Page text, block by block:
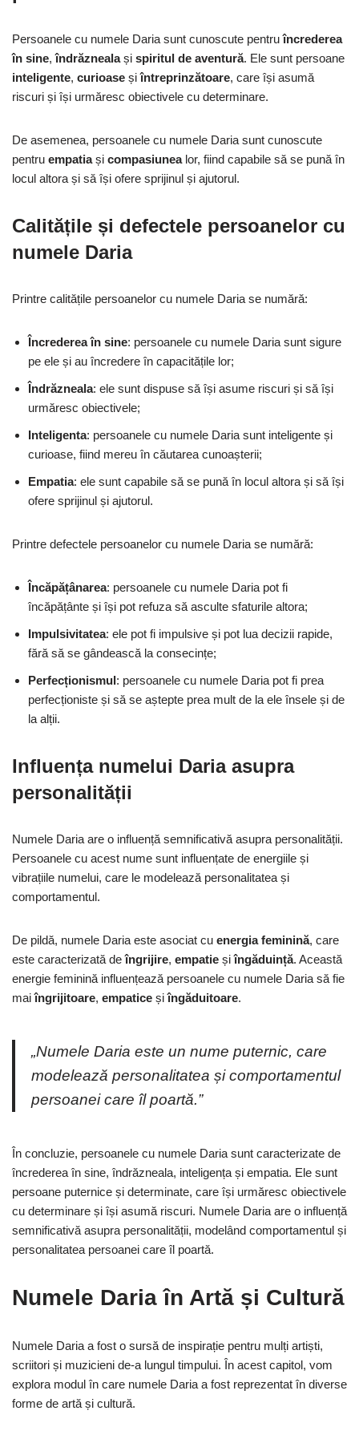
Persoanele cu numele Daria sunt cunoscute pentruîncrederea
în sine,îndrăznealași spiritul de aventură. Ele sunt persoane
inteligente, curioase șiîntreprinzătoare, care își asumă
riscuri și își urmăresc obiectivele cu determinare.
De asemenea, persoanele cu numele Daria sunt cunoscute
pentru empatiași compasiunealor, fiind capabile să se pună în
locul altora și să își ofere sprijinul și ajutorul.
Calitățile și defectele persoanelor cu
numele Daria
Printre calitățile persoanelor cu numele Daria se numără:
Încrederea în sine: persoanele cu numele Daria sunt sigure
pe ele și au încredere în capacitățile lor;
Îndrăzneala: ele sunt dispuse să își asume riscuri și să își
urmăresc obiectivele;
Inteligenta: persoanele cu numele Daria sunt inteligente și
curioase, fiind mereu în căutarea cunoașterii;
Empatia: ele sunt capabile să se pună în locul altora și să își
ofere sprijinul și ajutorul.
Printre defectele persoanelor cu numele Daria se numără:
Încăpățânarea: persoanele cu numele Daria pot fi
încăpățânte și își pot refuza să asculte sfaturile altora;
Impulsivitatea: ele pot fi impulsive și pot lua decizii rapide,
fără să se gândească la consecințe;
Perfecționismul: persoanele cu numele Daria pot fi prea
perfecționiste și să se aștepte prea mult de la ele însele și de
la alții.
Influența numelui Daria asupra
personalității
Numele Daria are o influență semnificativă asupra personalității.
Persoanele cu acest nume sunt influențate de energiile și
vibrațiile numelui, care le modelează personalitatea și
comportamentul.
De pildă, numele Daria este asociat cu energia feminină, care
este caracterizată deîngrijire, empatie șiîngăduință. Această
energie feminină influențează persoanele cu numele Daria să fie
maiîngrijitoare, empatice șiîngăduitoare.
„Numele Daria este un nume puternic, care
modelează personalitatea și comportamentul
persoanei care îl poartă.”
În concluzie, persoanele cu numele Daria sunt caracterizate de
încrederea în sine, îndrăzneala, inteligența și empatia. Ele sunt
persoane puternice și determinate, care își urmăresc obiectivele
cu determinare și își asumă riscuri. Numele Daria are o influență
semnificativă asupra personalității, modelând comportamentul și
personalitatea persoanei care îl poartă.
Numele Daria în Artă și Cultură
Numele Daria a fost o sursă de inspirație pentru mulți artiști,
scriitori și muzicieni de-a lungul timpului. În acest capitol, vom
explora modul în care numele Daria a fost reprezentat în diverse
forme de artă și cultură.